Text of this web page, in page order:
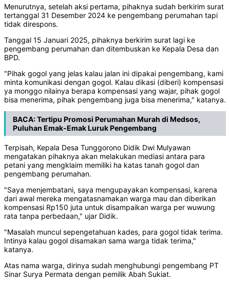
Menurutnya, setelah aksi pertama, pihaknya sudah berkirim surat
tertanggal 31 Desember 2024 ke pengembang perumahan tapi
tidak direspons.
Tanggal 15 Januari 2025, pihaknya berkirim surat lagi ke
pengembang perumahan dan ditembuskan ke Kepala Desa dan
BPD.
"Pihak gogol yang jelas kalau jalan ini dipakai pengembang, kami
minta komunikasi dengan gogol. Kalau dikasi (diberi) kompensasi
ya monggo nilainya berapa kompensasi yang wajar, pihak gogol
bisa menerima, pihak pengembang juga bisa menerima," katanya.
BACA:Tertipu Promosi Perumahan Murah di Medsos,
Puluhan Emak-Emak Luruk Pengembang
Terpisah, Kepala Desa Tunggorono Didik Dwi Mulyawan
mengatakan pihaknya akan melakukan mediasi antara para
petani yang mengklaim memiliki ha katas tanah gogol dan
pengembang perumahan.
"Saya menjembatani, saya mengupayakan kompensasi, karena
dari awal mereka mengatasnamakan warga mau dan diberikan
kompensasi Rp150 juta untuk disampaikan warga per wuwung
rata tanpa perbedaan," ujar Didik.
"Masalah muncul sepengetahuan kades, para gogol tidak terima.
Intinya kalau gogol disamakan sama warga tidak terima,"
katanya.
Atas nama warga, dirinya sudah menghubungi pengembang PT
Sinar Surya Permata dengan pemilik Abah Sukiat.